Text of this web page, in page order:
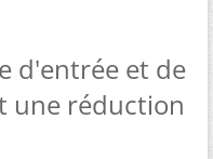
d'entrée et de
une réduction